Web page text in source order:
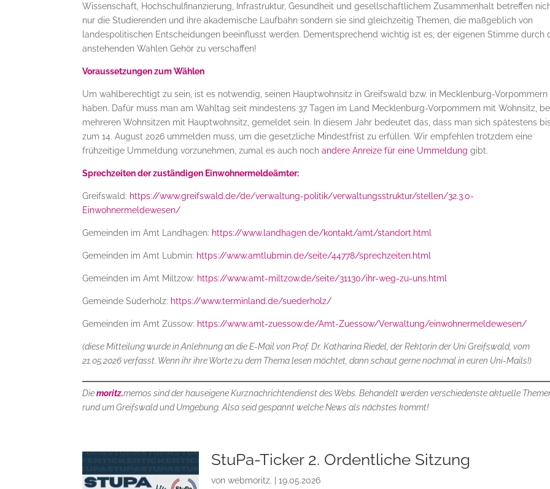
Wissenschaft, Hochschulfinanzierung, Infrastruktur, Gesundheit und gesellschaftlichem Zusammenhalt betreffen
nur die Studierenden und ihre akademische Laufbahn sondern sie sind gleichzeitig Themen, die maßgeblich von
landespolitischen Entscheidungen beeinflusst werden. Dementsprechend wichtig ist es, der eigenen Stimme durch
anstehenden Wahlen Gehör zu verschaffen!
Voraussetzungen zum Wählen
Um wahlberechtigt zu sein, ist es notwendig, seinen Hauptwohnsitz in Greifswald bzw. in Mecklenburg-Vorpommern
haben. Dafür muss man am Wahltag seit mindestens 37 Tagen im Land Mecklenburg-Vorpommern mit Wohnsitz,
mehreren Wohnsitzen mit Hauptwohnsitz, gemeldet sein. In diesem Jahr bedeutet das, dass man sich spätestens
zum 14. August 2026 ummelden muss, um die gesetzliche Mindestfrist zu erfüllen. Wir empfehlen trotzdem eine
frühzeitige Ummeldung vorzunehmen, zumal es auch nochandere Anreize für eine Ummeldung gibt.
Sprechzeiten der zuständigen Einwohnermeldeämter:
Greifswald: https://www.greifswald.de/de/verwaltung-politik/verwaltungsstruktur/stellen/32.3.0-
Einwohnermeldewesen/
Gemeinden im Amt Landhagen: https://www.landhagen.de/kontakt/amt/standort.html
Gemeinden im Amt Lubmin: https://www.amtlubmin.de/seite/44778/sprechzeiten.html
Gemeinden im Amt Miltzow: https://www.amt-miltzow.de/seite/31130/ihr-weg-zu-uns.html
Gemeinde Süderholz: https://www.terminland.de/suederholz/
Gemeinden im Amt Züssow: https://www.amt-zuessow.de/Amt-Zuessow/Verwaltung/einwohnermeldewesen/
(diese Mitteilung wurde in Anlehnung an die E-Mail von Prof. Dr. Katharina Riedel, der Rektorin der Uni Greifswald, vom
21.05.2026 verfasst. Wenn ihr ihre Worte zu dem Thema lesen möchtet, dann schaut gerne nochmal in euren Uni-Mails!)
Diemoritz.memos sind der hauseigene Kurznachrichtendienst des Webs. Behandelt werden verschiedenste aktuelle
rund um Greifswald und Umgebung. Also seid gespannt welche News als nächstes kommt!
StuPa-Ticker 2. Ordentliche Sitzung
vonwebmoritz. |19.05.2026